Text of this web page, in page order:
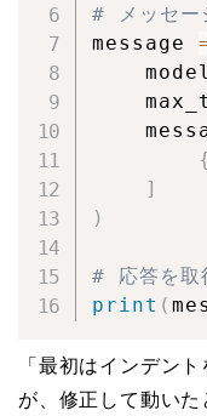
# メッセー
message
    model
{
]
)
# 応答を取
print (
「最初はインデン
が、修正して動い